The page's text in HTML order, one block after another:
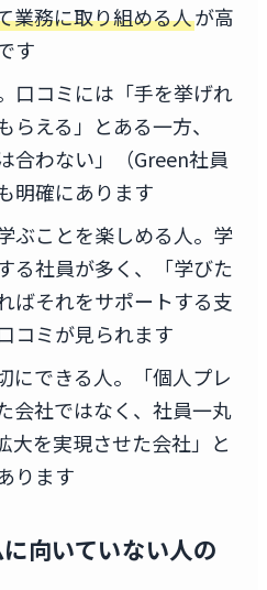
業務に取り組める人が高
す
口コミには「手を挙げれ
える」とある一方、
合わない」（Green社員
明確にあります
ぶことを楽しめる人。学
る社員が多く、「学びた
ばそれをサポートする支
コミが見られます
にできる人。「個人プレ
会社ではなく、社員一丸
大を実現させた会社」と
ります
向いていない人の